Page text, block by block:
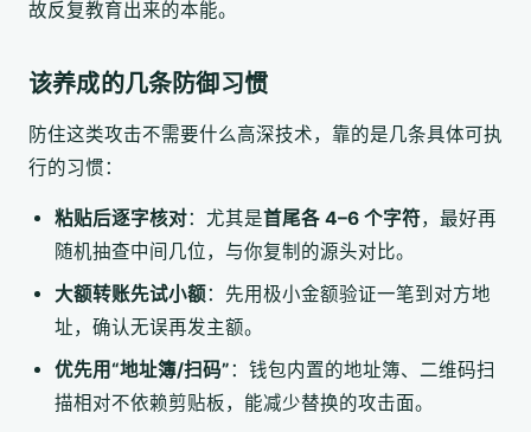
故反复教育出来的本能。
该养成的几条防御习惯
防住这类攻击不需要什么高深技术，靠的是几条具体可执
行的习惯：
粘贴后逐字核对：尤其是首尾各 4–6 个字符，最好再
随机抽查中间几位，与你复制的源头对比。
大额转账先试小额：先用极小金额验证一笔到对方地
址，确认无误再发主额。
优先用“地址簿/扫码”：钱包内置的地址簿、二维码扫
描相对不依赖剪贴板，能减少替换的攻击面。